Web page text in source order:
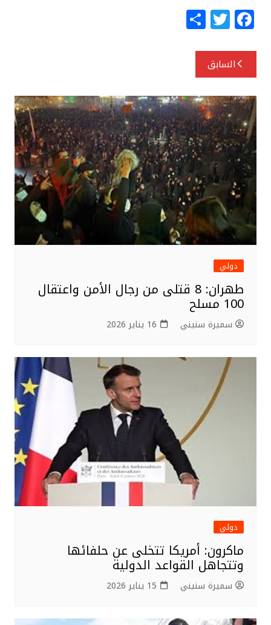
F
a
c
e
b
o
o
k
T
w
itt
e
r
S
h
تصفّح
المقالات
السابق
دولي
طهران: 8 قتلى من رجال الأمن واعتقال
100 مسلح
سميرة سنيني 16 يناير 2026
دولي
ماكرون: أمريكا تتخلى عن حلفائها
وتتجاهل القواعد الدولية
سميرة سنيني 15 يناير 2026